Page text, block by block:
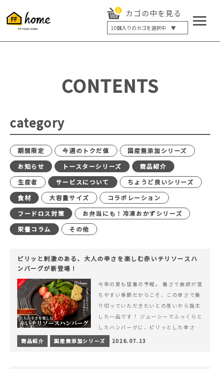
0 カゴの中を見る
10個入りのカゴを選択中 ▼
5個入り
20個入り
最大12%OFF
CONTENTS
category
期間限定 今週のトクだ値
国産無添加シリーズ
お知らせ
トースターシリーズ
商品紹介
生産者
サービスについて
ちょうど良いシリーズ
食材
大容量サイズ
コラボレーション
フードロス対策
お弁当にも！冷凍おかずシリーズ
栄養コラム
その他
ピリッと刺激のある、大人の辛さを楽しむ赤いチリソースハ
ンバーグが新登場！
今年の夏も猛暑の予報。 暑さで食欲が落
ちやすい季節だからこそ、この辛さで乗
り切っていただきたいとの思いから誕生
した一品です！ ジューシーでふっくらと
したハンバーグに、ピリッとした辛さと
コク深い旨みが楽しめる特製チリソース
&hellip; 続きを読む ピリッと刺激のあ
商品紹介 国産無添加シリーズ 2026.07.13